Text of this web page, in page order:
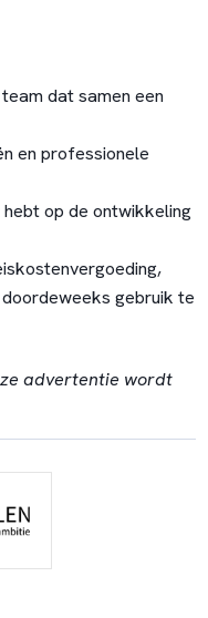
dat samen een
en professionele
op de ontwikkeling
gebruik te
advertentie wordt